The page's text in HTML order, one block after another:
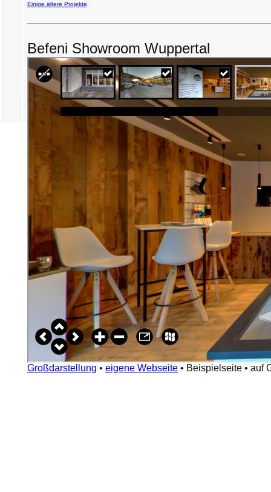
Einige ältere Projekte
Befeni Showroom Wuppertal
Großdarstellung • eigene Webseite • Beispielseite • auf